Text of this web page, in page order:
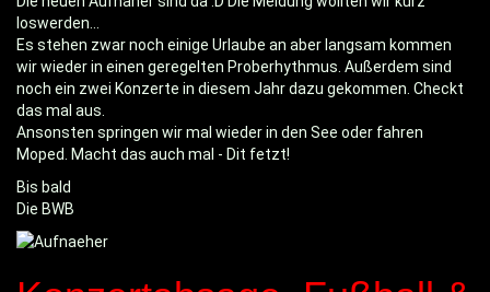
loswerden...
Es stehen zwar noch einige Urlaube an aber langsam kommen
wir wieder in einen geregelten Proberhythmus. Außerdem sind
noch ein zwei Konzerte in diesem Jahr dazu gekommen. Checkt
das mal aus.
Ansonsten springen wir mal wieder in den See oder fahren
Moped. Macht das auch mal - Dit fetzt!
Bis bald
Die BWB